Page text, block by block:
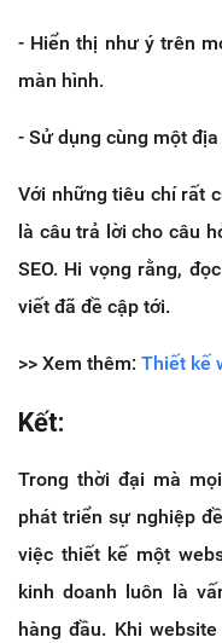
- Hiển thị như ý trên
màn hình.
- Sử dụng cùng một
Với những tiêu chí rất
là câu trả lời cho câu
SEO. Hi vọng rằng,
viết đã đề cập tới.
>> Xem thêm: Thiết kế
Kết:
Trong thời đại mà
phát triển sự nghiệp
việc thiết kế một
kinh doanh luôn là
hàng đầu. Khi